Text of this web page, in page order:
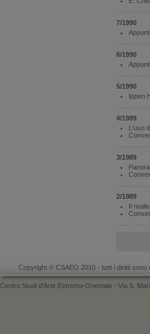
7/1990
6/1990
5/1990
Ippen
4/1989
L'uso
3/1989
2/1989
Il
Copyright © CSAEO 2010 - tutti i diritti
Centro Studi d'Arte Estremo-Orientale - Via S.